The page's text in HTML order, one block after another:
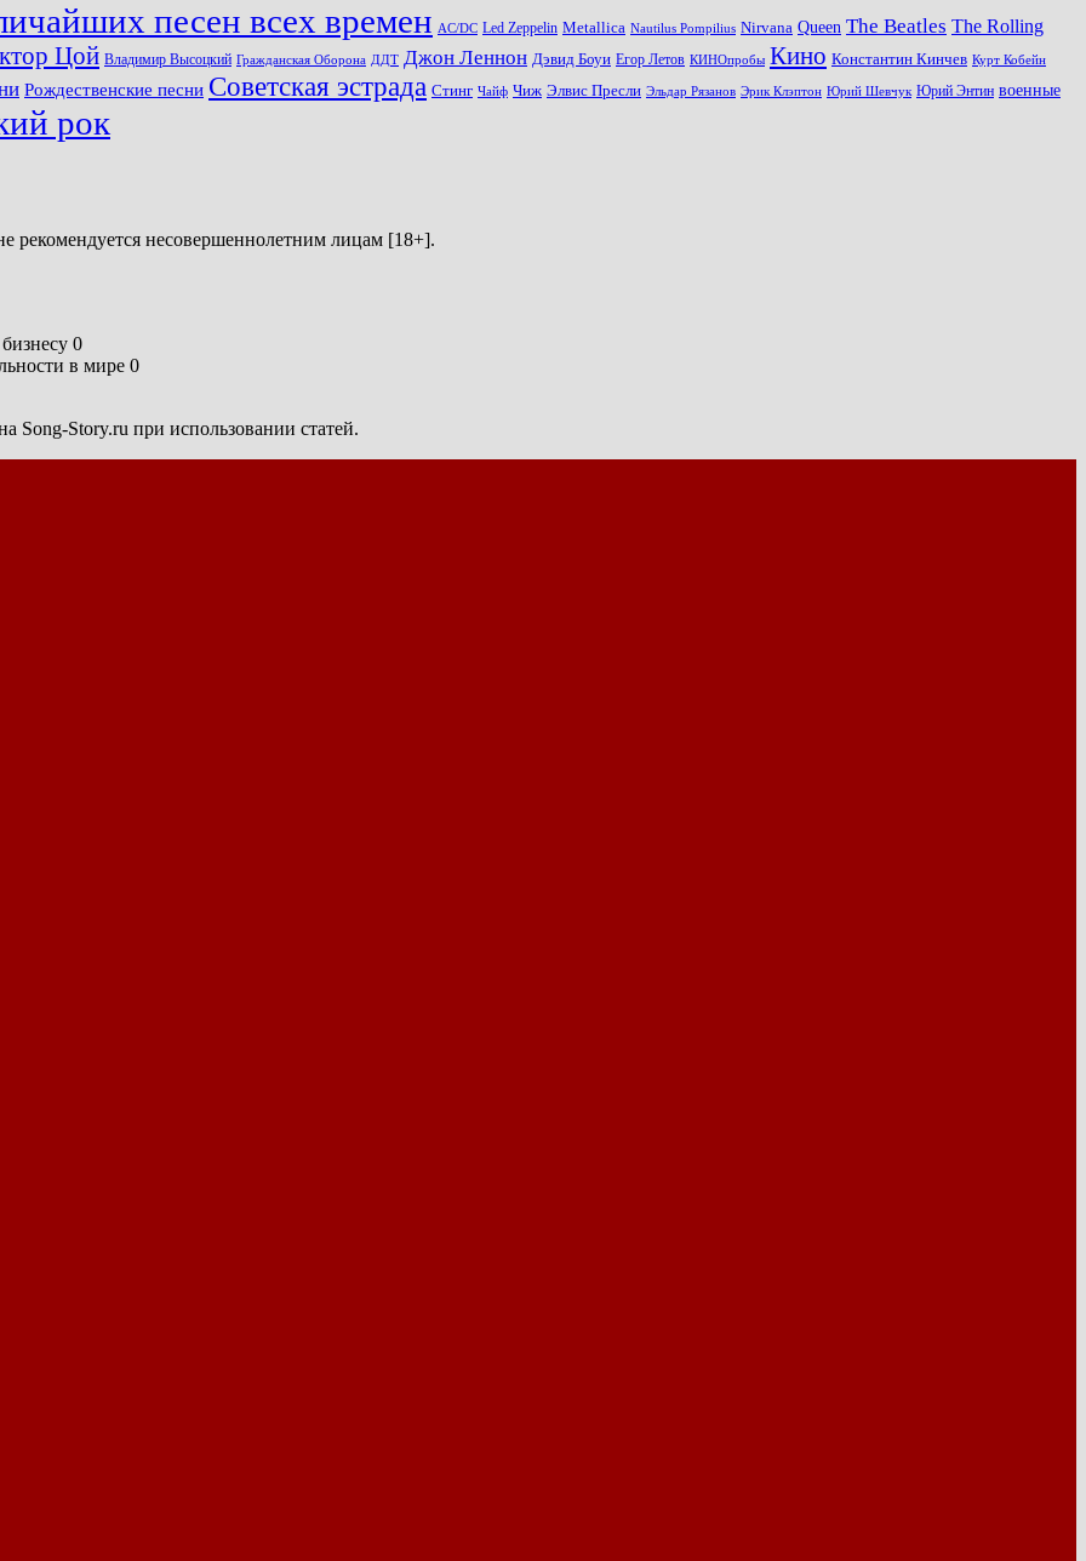
песен всех времен AC/DC Led Zeppelin Metallica Nautilus Pompilius Nirvana Queen The Beatles The Rolling
Цой Владимир Высоцкий Гражданская Оборона ДДТ Джон Леннон Дэвид Боуи Егор Летов КИНОпробы Кино Константин Кинчев Курт Кобейн
Рождественские песни Советская эстрада Стинг Чайф Чиж Элвис Пресли Эльдар Рязанов Эрик Клэптон Юрий Шевчук Юрий Энтин военные
рок
рекомендуется несовершеннолетним лицам [18+].
0
в мире 0
Song-Story.ru при использовании статей.